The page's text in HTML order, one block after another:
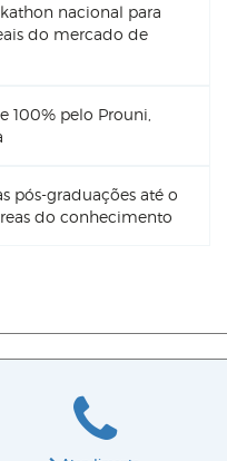
nacional para
do mercado de
100% pelo Prouni,
pós-graduações até o
do conhecimento